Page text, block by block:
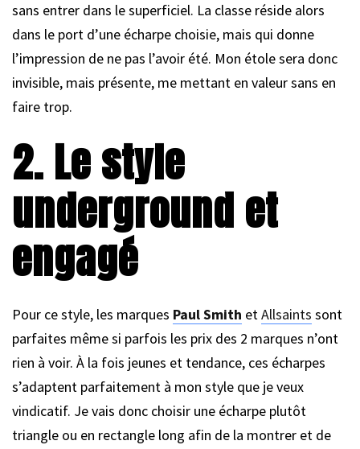
sans entrer dans le superficiel. La classe réside alors
dans le port d’une écharpe choisie, mais qui donne
l’impression de ne pas l’avoir été. Mon étole sera donc
invisible, mais présente, me mettant en valeur sans en
faire trop.
2. Le style
underground et
engagé
Pour ce style, les marques Paul Smith etAllsaints sont
parfaites même si parfois les prix des 2 marques n’ont
rien à voir. À la fois jeunes et tendance, ces écharpes
s’adaptent parfaitement à mon style que je veux
vindicatif. Je vais donc choisir une écharpe plutôt
triangle ou en rectangle long afin de la montrer et de